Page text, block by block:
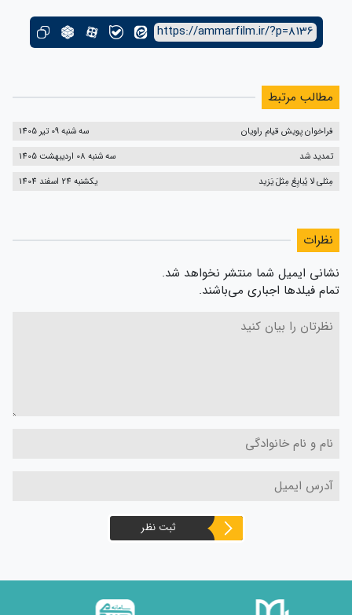
https://ammarfilm.ir/?p=8136
مطالب مرتبط
فراخوان پویش قیام راویان
سه شنبه 09 تیر 1405
تمدید شد
سه شنبه 08 اردیبهشت 1405
مِثلی لا یُبایِعُ مِثلَ یَزید
یکشنبه 24 اسفند 1404
نظرات
نشانی ایمیل شما منتشر نخواهد شد.
تمام فیلدها اجباری می‌باشند.
ثبت نظر